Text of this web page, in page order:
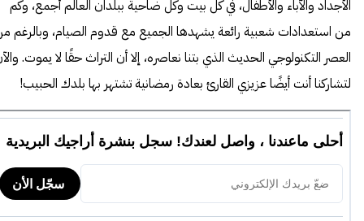
الأجداد والآباء والأطفال، في كل بيت وكل ضاحية ببلدان العالم أجمع، وكم
من استعدادات شعبية رائعة يشهدها الجميع مع قدوم الصيام، وبالرغم
العصر التكنولوجي الحديث الذي بتنا نعاصره، إلا أن التراث حقًا لا يموت.
لتشاركنا أنت أيضًا عزيزي القارئ بعادة رمضانية تشتهر بها بلدك الحبيب!